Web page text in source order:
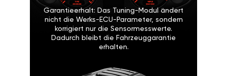
Garantieerhalt: Das Tuning-Modul ändert
nicht die Werks-ECU-Parameter, sondern
korrigiert nur die Sensormesswerte.
Dadurch bleibt die Fahrzeuggarantie
erhalten.